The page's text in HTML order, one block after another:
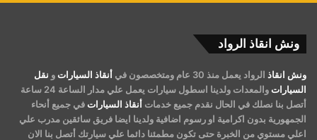
ونش انقاذ الرواد
ونش انقاذ الرواد يعمل منذ 30 عام ومتخصصون في أنقاذ السيارات و نقل
السيارات
والمعدات ولدينا اسطول سيارات يعمل علي مدار الساعة 24 ساعة
أتصل بنا نصلك في الحال نقدم جميع خدمات أنقاذ السيارات في جميع أنحاء
الجمهورية بدون اكرامية او رسوم اضافية ولدينا ايضا فريق سائقين مدرب علي
اعلي مستوي من الخبرة حتى تكون مطمئنا دائما علي سيارتك أتصل بنا الان